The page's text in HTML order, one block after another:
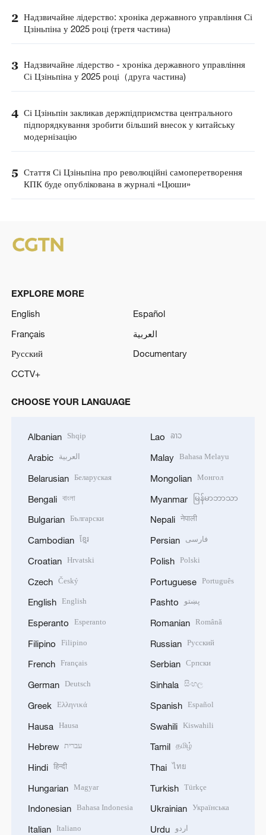
2 Надзвичайне лідерство: хроніка державного управління Сі
Цзіньпіна у 2025 році (третя частина)
3 Надзвичайне лідерство - хроніка державного управління
Сі Цзіньпіна у 2025 році（друга частина)
4 Сі Цзіньпін закликав держпідприємства центрального
підпорядкування зробити більший внесок у китайську
модернізацію
5 Стаття Сі Цзіньпіна про революційні самоперетворення
КПК буде опублікована в журналі «Цюши»
EXPLORE MORE
English
Español
Français
العربية
Русский
Documentary
CCTV+
CHOOSE YOUR LANGUAGE
Albanian Shqip
Arabic العربية
Belarusian Беларуская
Bengali বাংলা
Bulgarian Български
Cambodian ខ្មែរ
Croatian Hrvatski
Czech Český
English English
Esperanto Esperanto
Filipino Filipino
French Français
German Deutsch
Greek Ελληνικά
Hausa Hausa
Hebrew עברית
Hindi हिन्दी
Hungarian Magyar
Indonesian Bahasa Indonesia
Italian Italiano
Lao ລາວ
Malay Bahasa Melayu
Mongolian Монгол
Myanmar မြန်မာဘာသာ
Nepali नेपाली
Persian فارسی
Polish Polski
Portuguese Português
Pashto پښتو
Romanian Română
Russian Русский
Serbian Српски
Sinhala සිංහල
Spanish Español
Swahili Kiswahili
Tamil தமிழ்
Thai ไทย
Turkish Türkçe
Ukrainian Українська
Urdu اردو